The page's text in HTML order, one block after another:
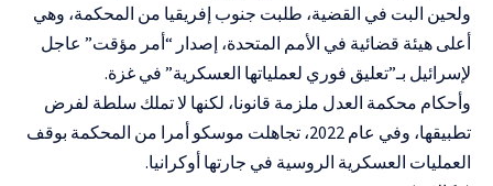
ولحين البت في القضية، طلبت جنوب إفريقيا من المحكمة، وهي
أعلى هيئة قضائية في الأمم المتحدة، إصدار “أمر مؤقت” عاجل
لإسرائيل بـ”تعليق فوري لعملياتها العسكرية” في غزة.
وأحكام محكمة العدل ملزمة قانونا، لكنها لا تملك سلطة لفرض
تطبيقها، وفي عام 2022، تجاهلت موسكو أمرا من المحكمة بوقف
العمليات العسكرية الروسية في جارتها أوكرانيا.